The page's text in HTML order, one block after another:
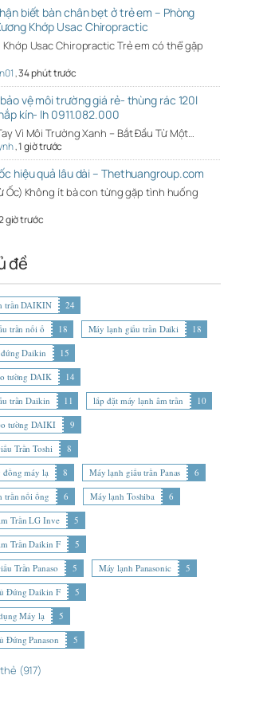
biết bàn chân bẹt ở trẻ em – Phòng
Khớp Usac Chiropractic
Khớp Usac Chiropractic Trẻ em có thể gặp
,34 phút trước
vệ môi trường giá rẻ- thùng rác 120l
kín- lh 0911.082.000
Vì Môi Trường Xanh – Bắt Đầu Từ Một…
,1 giờ trước
hiệu quả lâu dài – Thethuangroup.com
Ốc) Không ít bà con từng gặp tình huống
giờ trước
đề
trần DAIKIN
24
trần nối ố
18 Máy lạnh giấu trần Daiki
18
Daikin
15
tường DAIK
14
trần Daikin
11 lắp đặt máy lạnh âm trần
10
tường DAIKI
9
Trần Toshi
8
máy lạ
8 Máy lạnh giấu trần Panas
6
trần nối ống
6 Máy lạnh Toshiba
6
Trần LG Inve
5
Trần Daikin F
5
Trần Panaso
5 Máy lạnh Panasonic
5
Đứng Daikin F
5
Máy lạ
5
Đứng Panason
5
(917)